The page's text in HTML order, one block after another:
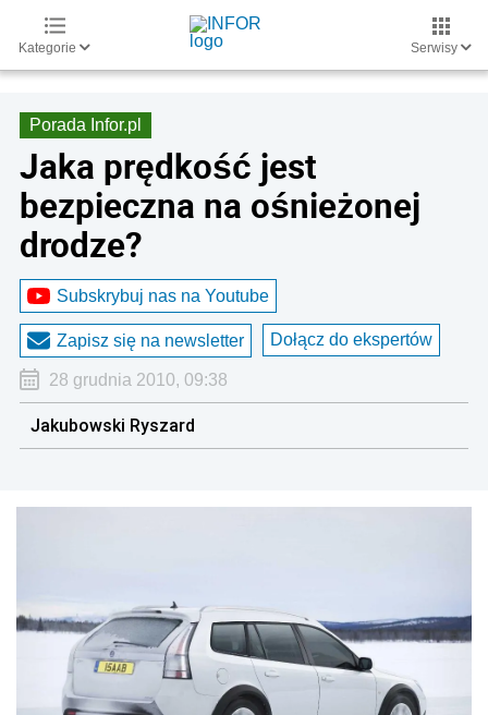
Kategorie Serwisy
Porada Infor.pl
Jaka prędkość jest
bezpieczna na ośnieżonej
drodze?
Subskrybuj nas na Youtube
Zapisz się na newsletter Dołącz do ekspertów
28 grudnia 2010, 09:38
Jakubowski Ryszard